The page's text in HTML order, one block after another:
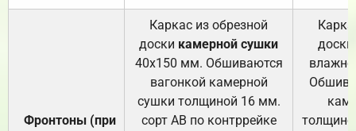
Фронтоны (при
Каркас из обрезной
доски камерной сушки
40х150 мм. Обшиваются
вагонкой камерной
сушки толщиной 16 мм.
сорт АВ по контррейке
доски